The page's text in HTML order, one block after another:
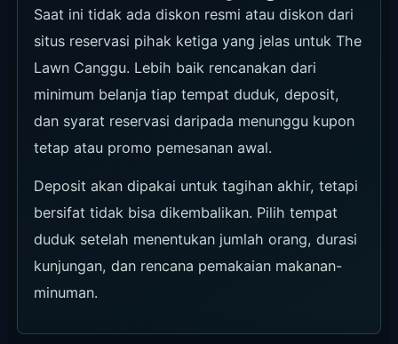
duduk setelah menentukan jumlah orang, durasi
kunjungan, dan rencana pemakaian makanan-
minuman.
Hal yang Perlu Diputuskan
Sebelum Datang
Tentukan apakah ingin tinggal lama dari
siang atau hanya matahari terbenam.
Untuk daybed, cocokkan jumlah orang
dan rencana makanan-minuman